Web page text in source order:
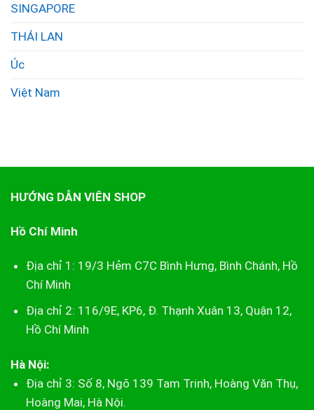
SINGAPORE
THÁI LAN
Úc
Việt Nam
HƯỚNG DẪN VIÊN SHOP
Hồ Chí Minh
Địa chỉ 1: 19/3 Hẻm C7C Bình Hưng, Bình Chánh, Hồ
Chí Minh
Địa chỉ 2: 116/9E, KP6, Đ. Thạnh Xuân 13, Quận 12,
Hồ Chí Minh
Hà Nội:
Địa chỉ 3: Số 8, Ngõ 139 Tam Trinh, Hoàng Văn Thụ,
Hoàng Mai, Hà Nội.